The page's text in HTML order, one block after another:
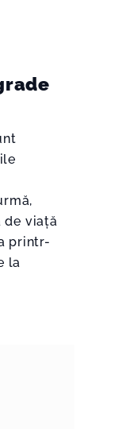
de viață
printr-
la